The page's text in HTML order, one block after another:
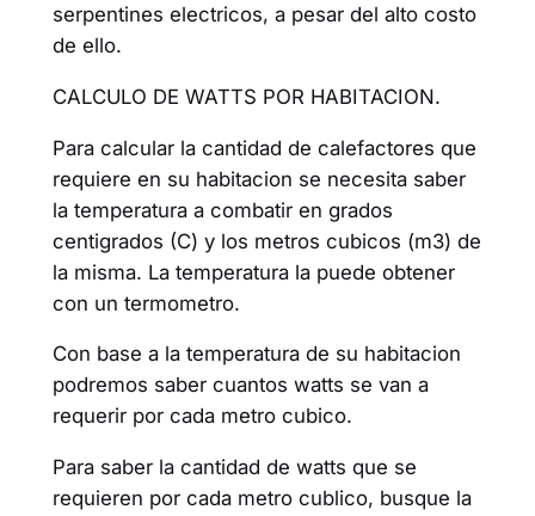
serpentines electricos, a pesar del alto costo
de ello.
CALCULO DE WATTS POR HABITACION.
Para calcular la cantidad de calefactores que
requiere en su habitacion se necesita saber
la temperatura a combatir en grados
centigrados (C) y los metros cubicos (m3) de
la misma. La temperatura la puede obtener
con un termometro.
Con base a la temperatura de su habitacion
podremos saber cuantos watts se van a
requerir por cada metro cubico.
Para saber la cantidad de watts que se
requieren por cada metro cublico, busque la